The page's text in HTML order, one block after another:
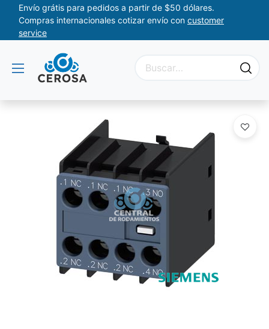
Envío grátis para pedidos a partir de $50 dólares.
Compras internacionales cotizar envío con customer
service